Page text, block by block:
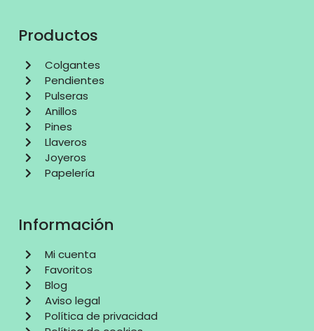
Productos
Colgantes
Pendientes
Pulseras
Anillos
Pines
Llaveros
Joyeros
Papelería
Información
Mi cuenta
Favoritos
Blog
Aviso legal
Política de privacidad